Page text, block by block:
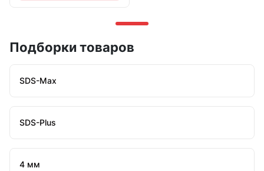
Подборки товаров
SDS-Max
SDS-Plus
4 мм